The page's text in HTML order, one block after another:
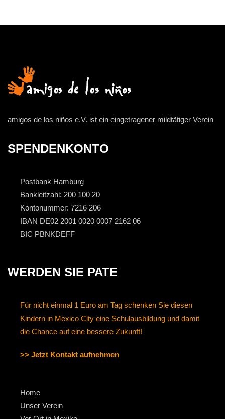
amigos de los niños e.V. ist ein eingetragener mildtätiger Verein
SPENDENKONTO
Postbank Hamburg
Bankleitzahl: 200 100 20
Kontonummer: 7216 206
IBAN DE02 2001 0020 0007 2162 06
BIC PBNKDEFF
WERDEN SIE PATE
Für nicht einmal 1 Euro am Tag schenken Sie diesen
Kindern in Mexico City eine Schulausbildung und damit
die Chance auf eine bessere Zukunft!
>> Jetzt Kontakt aufnehmen
Home
Unser Verein